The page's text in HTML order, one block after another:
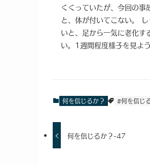
くくっていたが、今回の
と、体が付いてこない。
いと、足から一気に老化
い。1週間程度様子を見よう
何を信じるか？ #何を信じ
何を信じるか？-47